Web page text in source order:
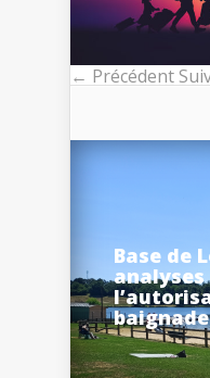
← Précédent
Base de
baignade